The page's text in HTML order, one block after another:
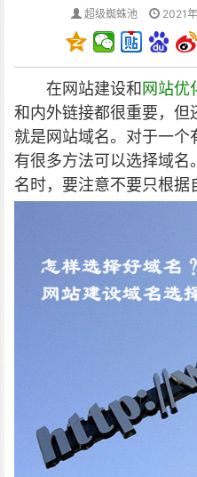
超级蜘蛛池 2021
在网站建设和 网站优
和内外链接都很重要，但
就是网站域名。对于一个
有很多方法可以选择域
名时，要注意不要只根据